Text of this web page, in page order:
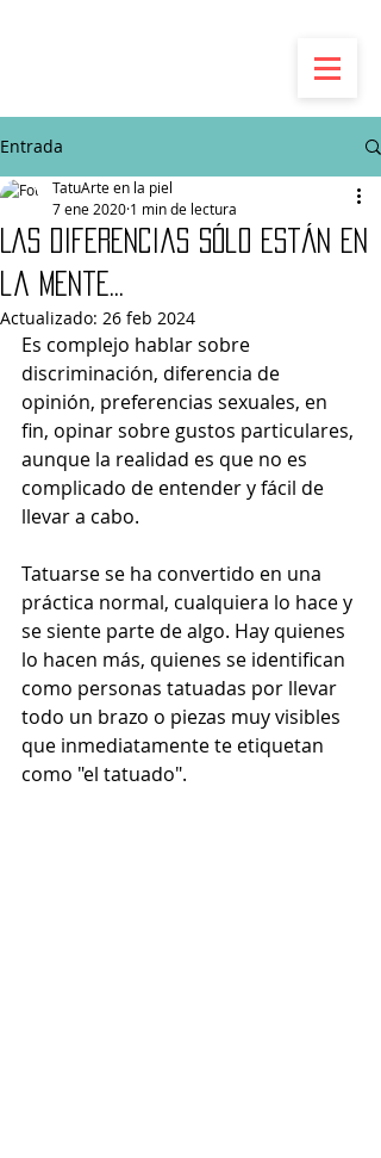
Entrada
Las diferencias sólo están en
la mente...
TatuArte en la piel
7 ene 2020 1 min de lectura
Actualizado: 26 feb 2024
Es complejo hablar sobre
discriminación, diferencia de
opinión, preferencias sexuales, en
fin, opinar sobre gustos particulares,
aunque la realidad es que no es
complicado de entender y fácil de
llevar a cabo.
Tatuarse se ha convertido en una
práctica normal, cualquiera lo hace y
se siente parte de algo. Hay quienes
lo hacen más, quienes se identifican
como personas tatuadas por llevar
todo un brazo o piezas muy visibles
que inmediatamente te etiquetan
como "el tatuado".